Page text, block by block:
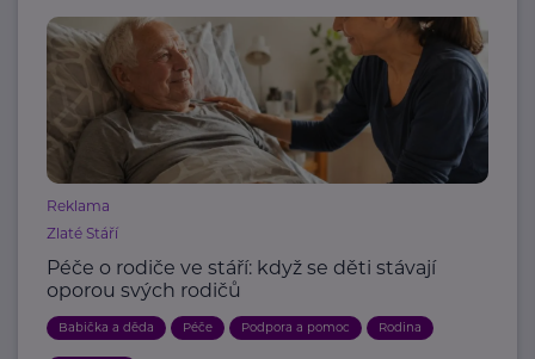
Reklama
Zlaté Stáří
Péče o rodiče ve stáří: když se děti stávají
oporou svých rodičů
Babička a děda Péče Podpora a pomoc Rodina